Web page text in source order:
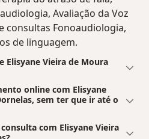
Avaliação da Voz
consultas Fonoaudiologia,
de linguagem.
Elisyane Vieira de Moura
online com Elisyane
sem ter que ir até o
com Elisyane Vieira